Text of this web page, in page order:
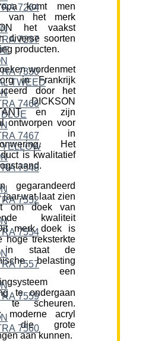
komt men
van het merk
het vaakst
diverse soorten
producten.
wordenmet
in Frankrijk
door het
DICKSON
en zijn
ontworpen voor
in
Het
is kwalitatief
gegarandeerd
jaar,wat laat zien
om doek van
kwaliteit
merk doek is
hoge treksterkte
in staat de
belasting
een
te ondergaan
te scheuren.
moderne acryl
die grote
aan kunnen.